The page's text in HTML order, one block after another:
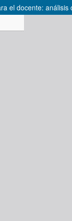
el docente: